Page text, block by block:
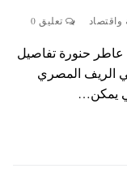
تعليق 0
حنورة تفاصيل
الريف المصري